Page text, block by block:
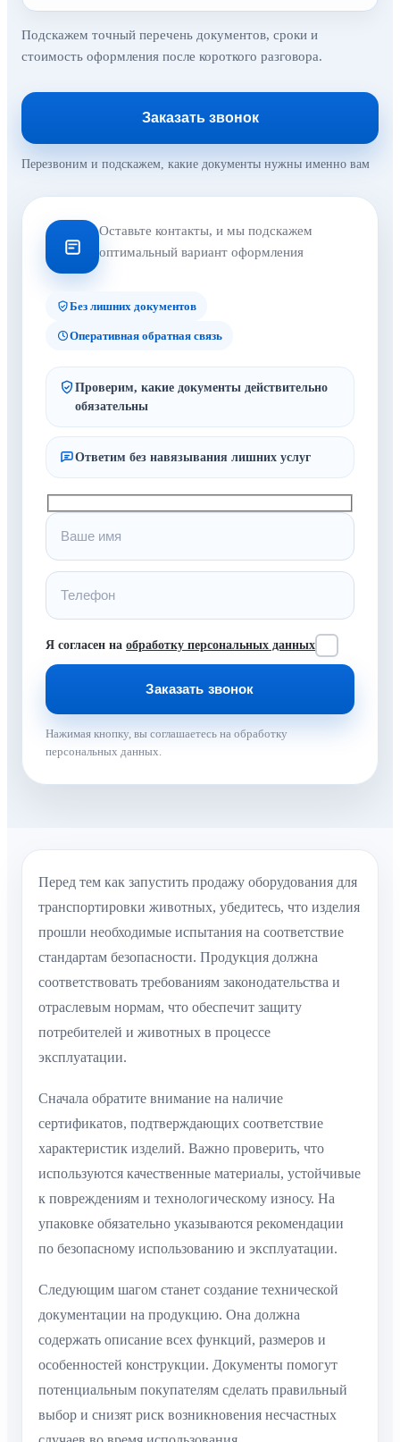
Подскажем точный перечень документов, сроки и
стоимость оформления после короткого разговора.
Заказать звонок
Перезвоним и подскажем, какие документы нужны именно вам
Оставьте контакты, и мы подскажем
оптимальный вариант оформления
Без лишних документов
Оперативная обратная связь
Проверим, какие документы действительно
обязательны
Ответим без навязывания лишних услуг
Я согласен на обработку персональных данных
Нажимая кнопку, вы соглашаетесь на обработку
персональных данных.
Перед тем как запустить продажу оборудования для
транспортировки животных, убедитесь, что изделия
прошли необходимые испытания на соответствие
стандартам безопасности. Продукция должна
соответствовать требованиям законодательства и
отраслевым нормам, что обеспечит защиту
потребителей и животных в процессе
эксплуатации.
Сначала обратите внимание на наличие
сертификатов, подтверждающих соответствие
характеристик изделий. Важно проверить, что
используются качественные материалы, устойчивые
к повреждениям и технологическому износу. На
упаковке обязательно указываются рекомендации
по безопасному использованию и эксплуатации.
Следующим шагом станет создание технической
документации на продукцию. Она должна
содержать описание всех функций, размеров и
особенностей конструкции. Документы помогут
потенциальным покупателям сделать правильный
выбор и снизят риск возникновения несчастных